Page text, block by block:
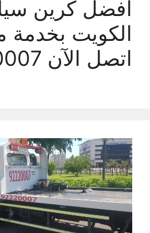
أفضل كرين
الكويت بخدمة
اتصل الآن 92220007